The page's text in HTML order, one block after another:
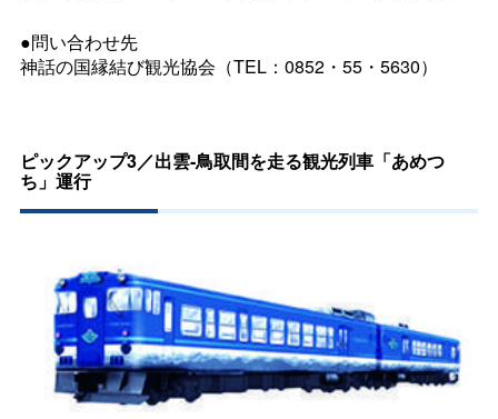
●問い合わせ先
神話の国縁結び観光協会（TEL：0852・55・5630）
ピックアップ3／出雲‐鳥取間を走る観光列車「あめつ
ち」運行